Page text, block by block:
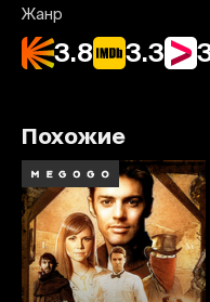
Жанр
3.8 3.3
Похожие